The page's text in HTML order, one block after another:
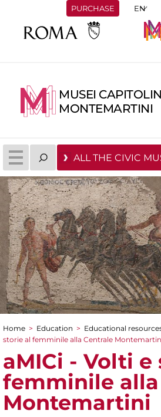
PURCHASE
MUSEI
MONTEMARTINI
ALL THE CIVIC
You are here
Home > Education > Educational
storie al femminile alla Centrale
aMICi - Volti e
femminile
Montemartini